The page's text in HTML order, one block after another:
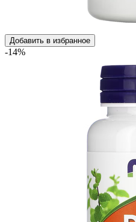
Добавить в избранное
-14%